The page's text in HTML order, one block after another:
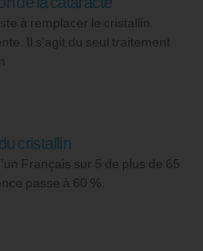
à remplacer le cristallin
Il s’agit du seul traitement
cristallin
Français sur 5 de plus de 65
passe à 60 %.